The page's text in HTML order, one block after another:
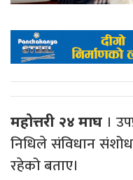
महोत्तरी २४ माघ ।
निधिले संविधान
रहेको बताए।